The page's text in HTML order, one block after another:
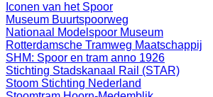
Iconen van het Spoor
Museum Buurtspoorweg
Nationaal Modelspoor Museum
Rotterdamsche Tramweg Maatschappij
SHM: Spoor en tram anno 1926
Stichting Stadskanaal Rail (STAR)
Stoom Stichting Nederland